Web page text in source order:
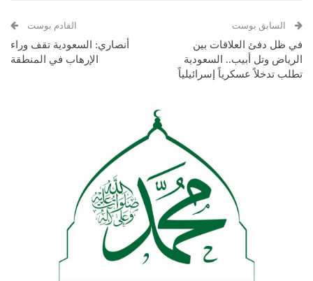
السابق بوست
في ظل دفئ العلاقات بين
الرياض وتل أبيب.. السعودية
تطلب تدخلاً عسكرياً إسرائيلياً
القادم بوست
أنصاري: السعودية تقف وراء
الإرهاب في المنطقة